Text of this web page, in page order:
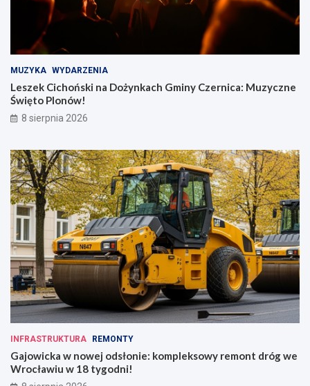
MUZYKA WYDARZENIA
Leszek Cichoński na Dożynkach Gminy Czernica: Muzyczne
Święto Plonów!
8 sierpnia 2026
INFRASTRUKTURA REMONTY
Gajowicka w nowej odsłonie: kompleksowy remont dróg we
Wrocławiu w 18 tygodni!